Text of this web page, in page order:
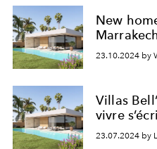
dans un environnement
New
23.10.2024 by
Villas
vivre
23.07.2024 by